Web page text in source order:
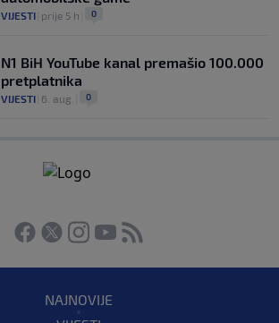
VIJESTI prije 5 h 0
N1 BiH YouTube kanal premašio 100.000
pretplatnika
VIJESTI 6. aug. 0
NAJNOVIJE